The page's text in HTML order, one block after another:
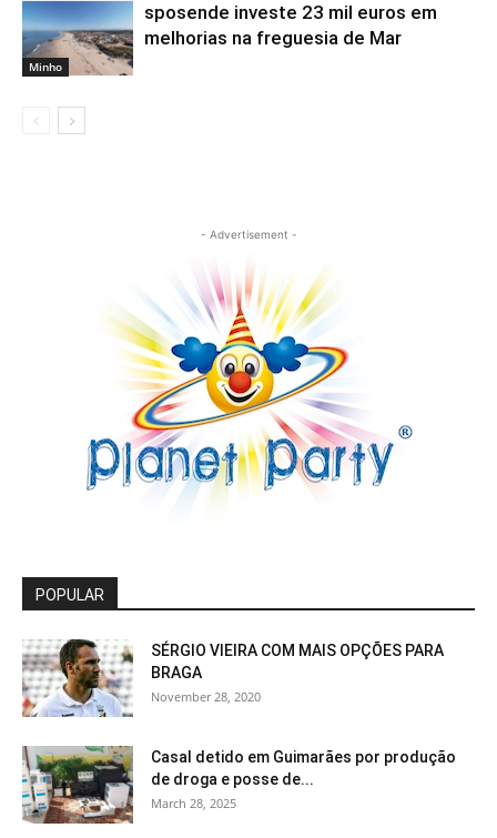
Minho
sposende investe 23 mil euros em
melhorias na freguesia de Mar
- Advertisement -
POPULAR
SÉRGIO VIEIRA COM MAIS OPÇÕES PARA
BRAGA
November 28, 2020
Casal detido em Guimarães por produção
de droga e posse de...
March 28, 2025